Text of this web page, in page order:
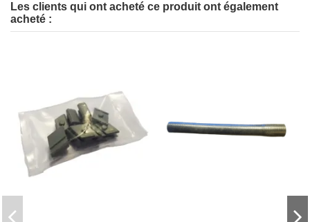
Les clients qui ont acheté ce produit ont également
acheté :